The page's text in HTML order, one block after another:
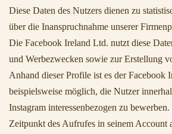
Diese Daten des Nutzers dienen zu
über die Inanspruchnahme unserer
Die Facebook Ireland Ltd. nutzt diese
und Werbezwecken sowie zur Erstellung
Anhand dieser Profile ist es der Facebook
beispielsweise möglich, die Nutzer
Instagram interessenbezogen zu
Zeitpunkt des Aufrufes in seinem Account